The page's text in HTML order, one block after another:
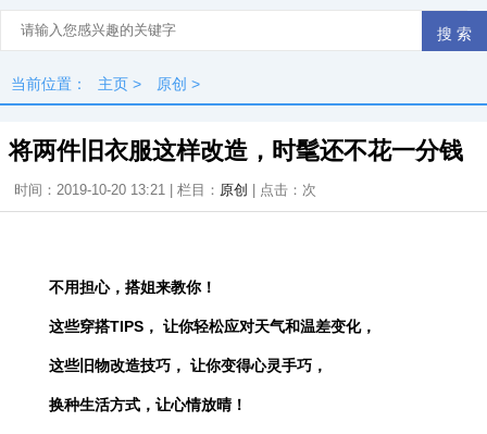
当前位置： 主页 > 原创 >
将两件旧衣服这样改造，时髦还不花一分钱
时间：2019-10-20 13:21 | 栏目： 原创 | 点击： 次
不用担心，搭姐来教你！
这些穿搭TIPS， 让你轻松应对天气和温差变化，
这些旧物改造技巧， 让你变得心灵手巧，
换种生活方式，让心情放晴！